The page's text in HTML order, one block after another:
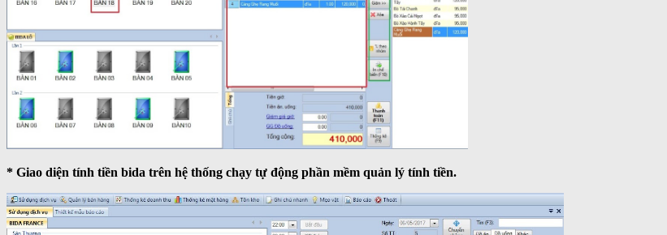
* Giao diện tính tiền bida trên hệ thống chạy tự động phần mềm quản lý tính tiền.